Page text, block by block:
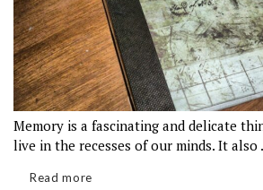
Memory is a fascinating and delicate
live in the recesses of our minds. It also
Read moreDetails